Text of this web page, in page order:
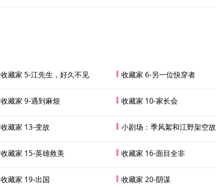
收藏家 5-江先生，好久不见 收藏家 6-另一位快穿者
收藏家 9-遇到麻烦 收藏家 10-家长会
收藏家 13-变故 小剧场：季风絮和江野架空
收藏家 15-英雄救美 收藏家 16-面目全非
收藏家 19-出国 收藏家 20-阴谋